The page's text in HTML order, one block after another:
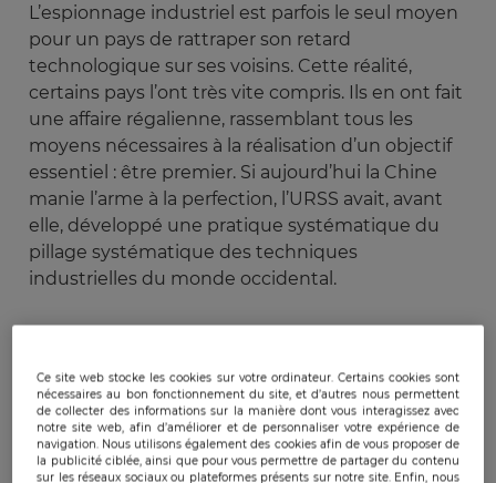
L’espionnage industriel est parfois le seul moyen
pour un pays de rattraper son retard
technologique sur ses voisins. Cette réalité,
certains pays l’ont très vite compris. Ils en ont fait
une affaire régalienne, rassemblant tous les
moyens nécessaires à la réalisation d’un objectif
essentiel : être premier. Si aujourd’hui la Chine
manie l’arme à la perfection, l’URSS avait, avant
elle, développé une pratique systématique du
pillage systématique des techniques
industrielles du monde occidental.
16 février 1965 : Sergueï Pavlov, directeur du
bureau parisien de la compagnie soviétique
Aeroflot, est sommé de quitter la France. En sa
possession sont retrouvés les plans du train
Ce site web stocke les cookies sur votre ordinateur. Certains cookies sont
nécessaires au bon fonctionnement du site, et d’autres nous permettent
de collecter des informations sur la manière dont vous interagissez avec
notre site web, afin d’améliorer et de personnaliser votre expérience de
navigation. Nous utilisons également des cookies afin de vous proposer de
la publicité ciblée, ainsi que pour vous permettre de partager du contenu
sur les réseaux sociaux ou plateformes présents sur notre site. Enfin, nous